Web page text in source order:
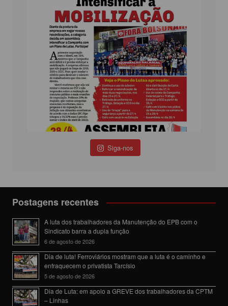
Siga-nos
Postagens recentes
A luta dos trabalhadores da Manutenção do EPB com o
Sindicato barra a dupla função
6 de agosto de 2026
Dia de luta! Ferroviários mostram que a luta é o caminho e
enfraquecem o privatista Tarcísio
5 de agosto de 2026
Dia de Luta: em apoio a GREVE dos trabalhadores da CPTM
– Linhas